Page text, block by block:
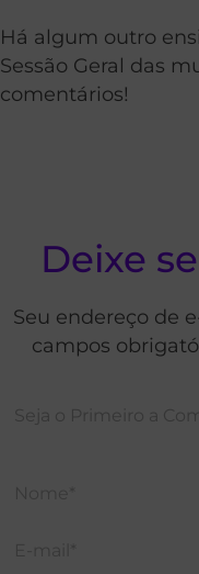
Há algum outro
Sessão Geral das
comentários!
Deixe
Seu endereço de
campos